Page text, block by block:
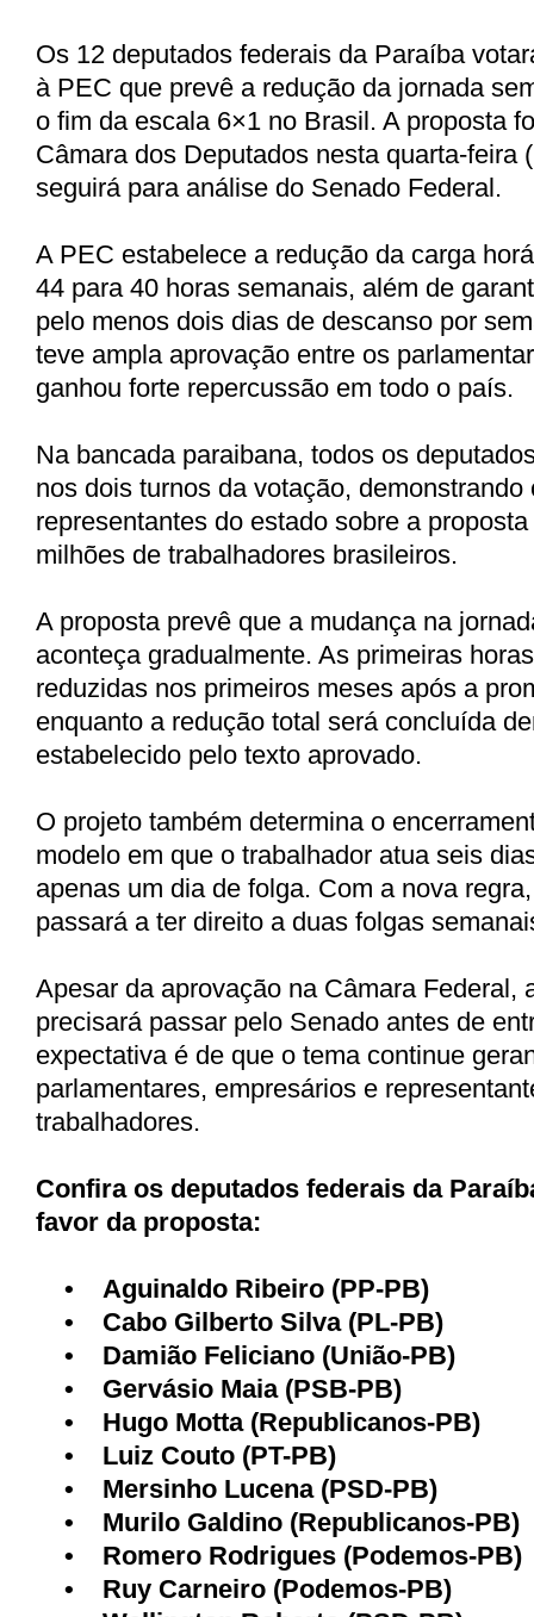
Os 12 deputados federais da Paraíba
à PEC que prevê a redução da jornada
o fim da escala 6×1 no Brasil. A proposta
Câmara dos Deputados nesta quarta-feira
seguirá para análise do Senado Federal.
A PEC estabelece a redução da carga
44 para 40 horas semanais, além de
pelo menos dois dias de descanso por
teve ampla aprovação entre os
ganhou forte repercussão em todo o país.
Na bancada paraibana, todos os
nos dois turnos da votação, demonstrando
representantes do estado sobre a
milhões de trabalhadores brasileiros.
A proposta prevê que a mudança na
aconteça gradualmente. As primeiras
reduzidas nos primeiros meses após a
enquanto a redução total será concluída
estabelecido pelo texto aprovado.
O projeto também determina o
modelo em que o trabalhador atua seis
apenas um dia de folga. Com a nova
passará a ter direito a duas folgas
Apesar da aprovação na Câmara Federal,
precisará passar pelo Senado antes de
expectativa é de que o tema continue
parlamentares, empresários e
trabalhadores.
Confira os deputados federais da
favor da proposta:
•
Aguinaldo Ribeiro (PP-PB)
•
Cabo Gilberto Silva (PL-PB)
•
Damião Feliciano (União-PB)
•
Gervásio Maia (PSB-PB)
•
Hugo Motta (Republicanos-PB)
•
Luiz Couto (PT-PB)
•
Mersinho Lucena (PSD-PB)
•
Murilo Galdino (Republicanos-PB)
•
Romero Rodrigues (Podemos-PB)
•
Ruy Carneiro (Podemos-PB)